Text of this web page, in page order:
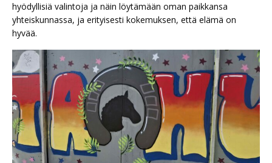
hyödyllisiä valintoja ja näin löytämään oman paikkansa
yhteiskunnassa, ja erityisesti kokemuksen, että elämä on
hyvää.